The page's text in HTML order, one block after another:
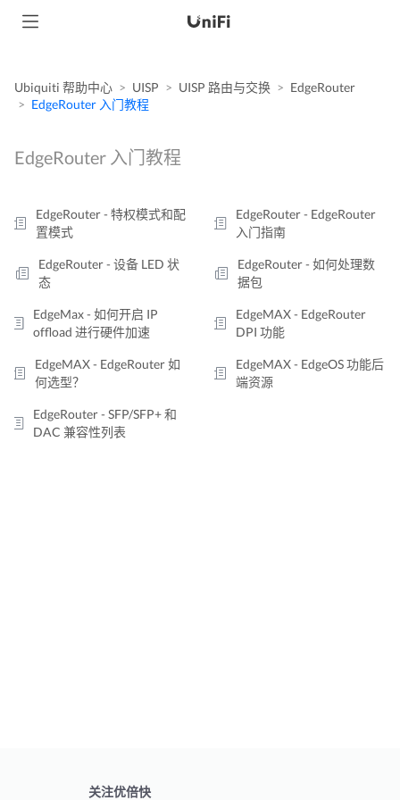
Ubiquiti 帮助中心 UISP UISP 路由与交换
EdgeRouter
EdgeRouter 入门教程
EdgeRouter 入门教程
EdgeRouter - 特权模式和配
置模式
EdgeRouter - EdgeRouter
入门指南
EdgeRouter - 设备 LED 状
态
EdgeRouter - 如何处理数
据包
EdgeMax - 如何开启 IP
offload 进行硬件加速
EdgeMAX - EdgeRouter
DPI 功能
EdgeMAX - EdgeRouter 如
何选型？
EdgeMAX - EdgeOS 功能后
端资源
EdgeRouter - SFP/SFP+ 和
DAC 兼容性列表
关注优倍快